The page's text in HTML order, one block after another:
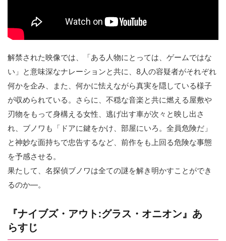
解禁された映像では、「ある人物にとっては、ゲームではな
い」と意味深なナレーションと共に、8人の容疑者がそれぞれ
何かを企み、また、何かに怯えながら真実を隠している様子
が収められている。さらに、不穏な音楽と共に燃える屋敷や
刃物をもって身構える女性、逃げ出す車が次々と映し出さ
れ、ブノワも「ドアに鍵をかけ、部屋にいろ。全員危険だ」
と神妙な面持ちで忠告するなど、前作をも上回る危険な事態
を予感させる。
果たして、名探偵ブノワは全ての謎を解き明かすことができ
るのか―。
『ナイブズ・アウト:グラス・オニオン』あ
らすじ